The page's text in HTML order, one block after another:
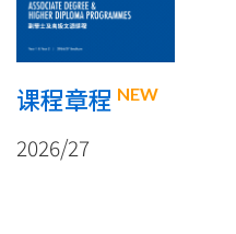
国
际
学
课程章程 NEW
2026/27